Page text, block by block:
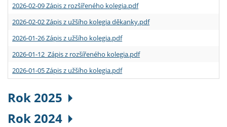
2026-02-09 Zápis z rozšířeného kolegia.pdf
2026-02-02 Zápis z užšího kolegia děkanky.pdf
2026-01-26 Zápis z užšího kolegia.pdf
2026-01-12 Zápis z rozšířeného kolegia.pdf
2026-01-05 Zápis z užšího kolegia.pdf
Rok 2025
Rok 2024